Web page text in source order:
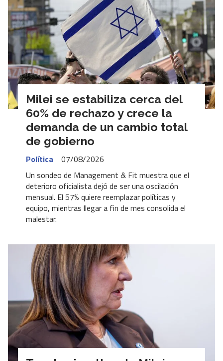
Milei se estabiliza cerca del
60% de rechazo y crece la
demanda de un cambio total
de gobierno
Política
07/08/2026
Un sondeo de Management & Fit muestra que el
deterioro oficialista dejó de ser una oscilación
mensual. El 57% quiere reemplazar políticas y
equipo, mientras llegar a fin de mes consolida el
malestar.